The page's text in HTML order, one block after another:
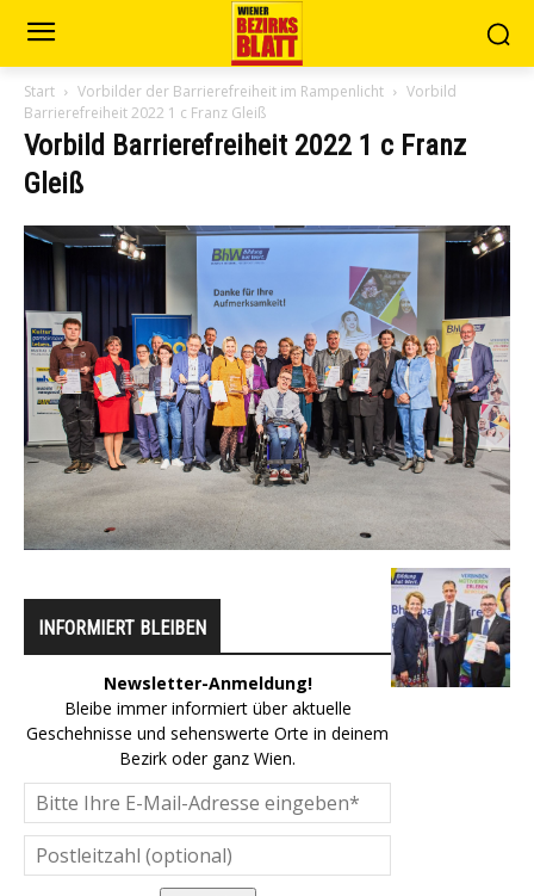
Start Vorbilder der Barrierefreiheit im Rampenlicht
Vorbild
Barrierefreiheit 2022 1 c Franz Gleiß
Vorbild Barrierefreiheit 2022 1 c Franz
Gleiß
INFORMIERT BLEIBEN
Newsletter-Anmeldung!
Bleibe immer informiert über aktuelle
Geschehnisse und sehenswerte Orte in deinem
Bezirk oder ganz Wien.